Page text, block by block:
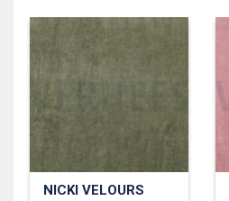
NICKI VELOURS